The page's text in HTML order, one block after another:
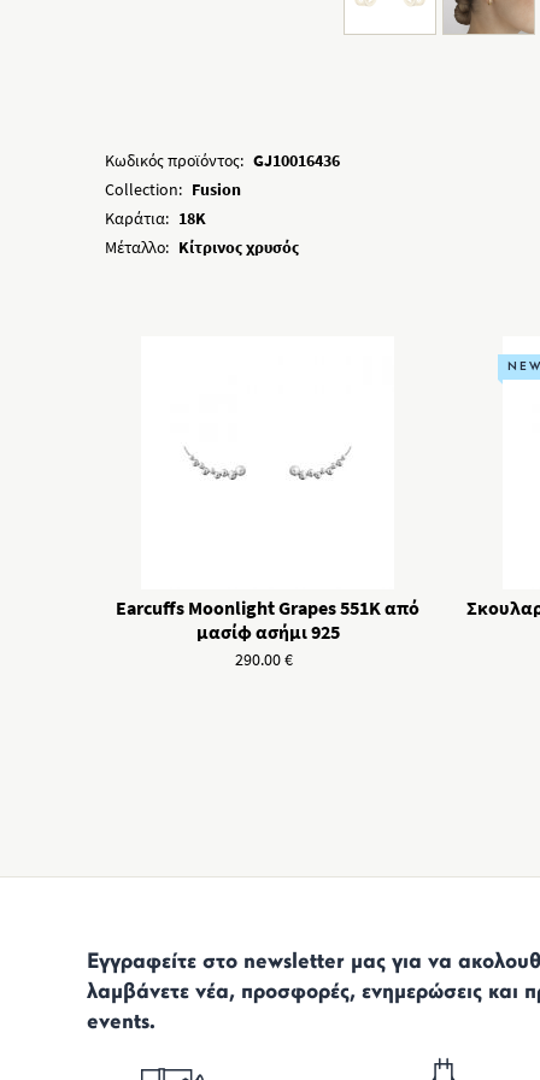
Κωδικός προϊόντος: GJ10016436
Collection: Fusion
Καράτια: 18K
Μέταλλο: Κίτρινος χρυσός
Earcuffs Moonlight Grapes 551K από
μασίφ ασήμι 925
290.00€
Εγγραφείτε στο newsletter μας για να
λαμβάνετε νέα, προσφορές, ενημερώσεις και
events.